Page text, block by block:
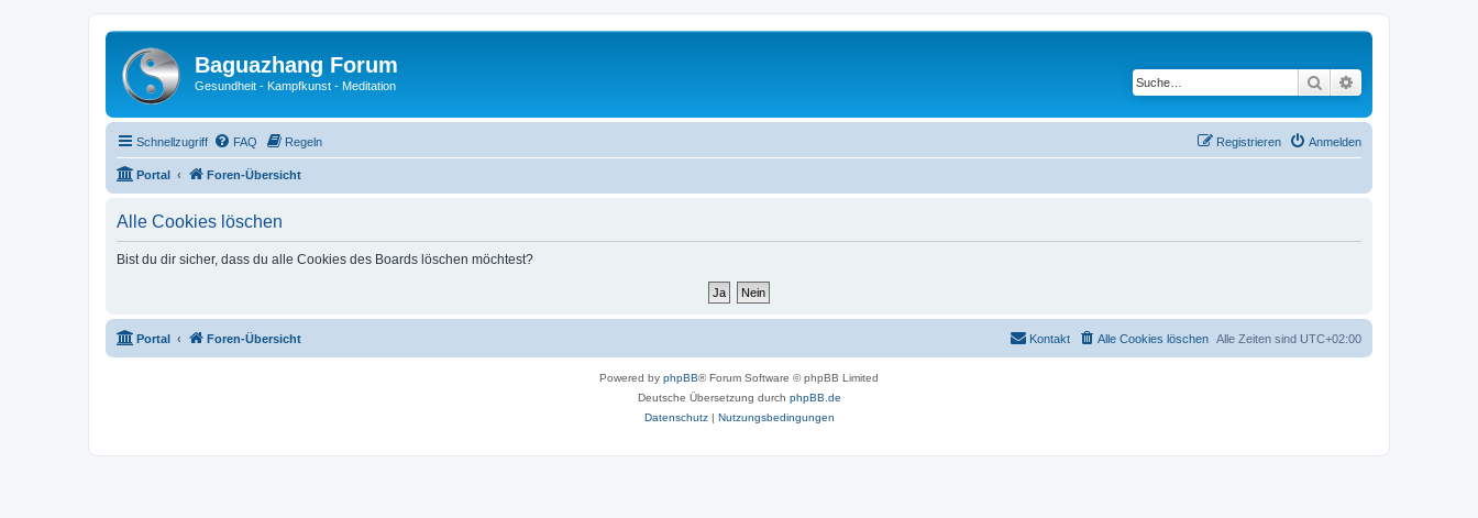
Baguazhang Forum
Gesundheit - Kampfkunst - Meditation Suche
Schnellzugriff FAQ Regeln Anmelden
Registrieren
Portal Foren-Übersicht
Alle Cookies löschen
Bist du dir sicher, dass du alle Cookies des Boards löschen möchtest?
Portal Foren-Übersicht Alle Zeiten sind UTC+02:00
Alle Cookies löschen
Kontakt
Powered by phpBB® Forum Software © phpBB Limited
Deutsche Übersetzung durch phpBB.de
Datenschutz| Nutzungsbedingungen